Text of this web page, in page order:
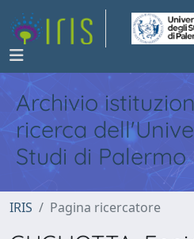
Archivio
ricerca
Studi di Palermo
IRIS Pagina ricercatore